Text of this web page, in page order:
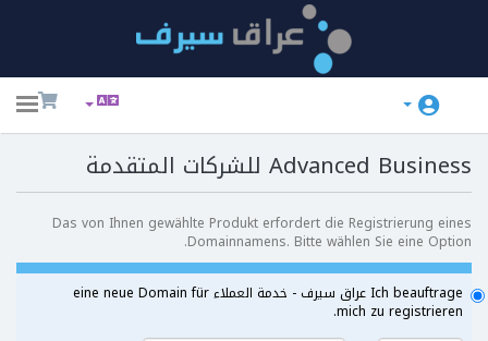
Advanced Business للشركات المتقدمة
Das von Ihnen gewählte Produkt erfordert die Registrierung eines
Domainnamens. Bitte wählen Sie eine Option.
Ich beauftrage عراق سيرف - خدمة العملاء eine neue Domain für
mich zu registrieren.